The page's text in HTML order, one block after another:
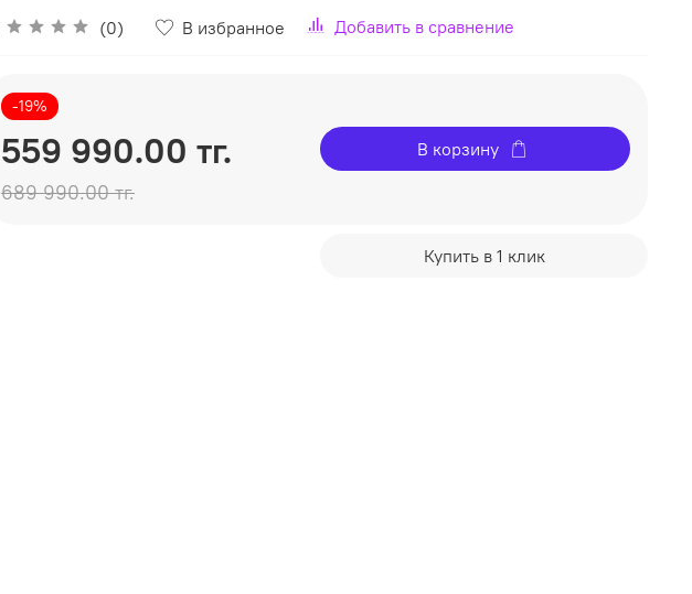
(0) В избранное Добавить в сравнение
-19%
559 990.00 тг.
689 990.00 тг.
В корзину
Купить в 1 клик